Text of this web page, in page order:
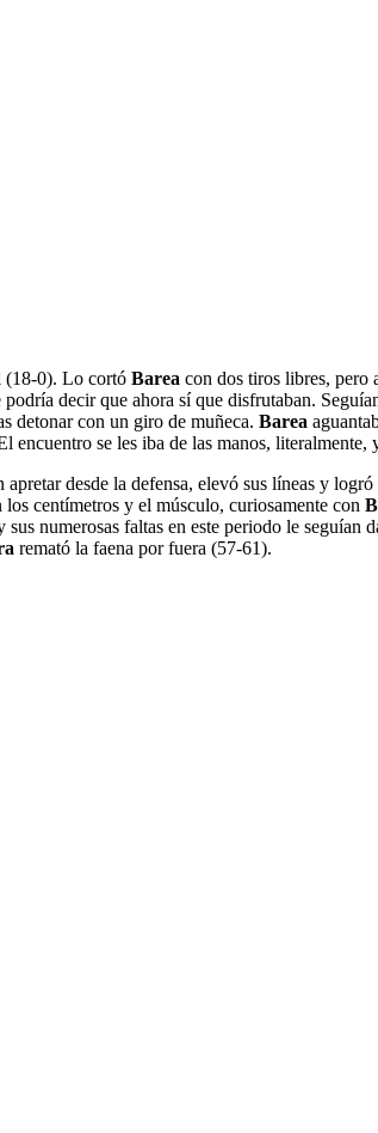
(18-0). Lo cortó Barea con dos tiros libres, pero
decir que ahora sí que disfrutaban.
detonar con un giro de muñeca. Barea
encuentro se les iba de las manos,
apretar desde la defensa, elevó sus líneas y
centímetros y el músculo, curiosamente con
sus numerosas faltas en este periodo le
remató la faena por fuera (57-61).